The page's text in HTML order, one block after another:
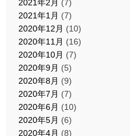
2021年2月 (7)
2021年1月 (7)
2020年12月 (10)
2020年11月 (16)
2020年10月 (7)
2020年9月 (5)
2020年8月 (9)
2020年7月 (7)
2020年6月 (10)
2020年5月 (6)
2020年4月 (8)